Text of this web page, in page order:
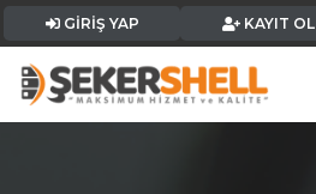
GIRIŞ YAP KAYIT OL